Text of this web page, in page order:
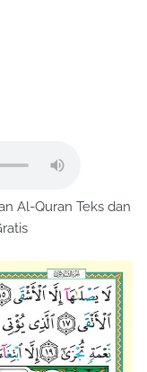
Al-Quran Teks dan